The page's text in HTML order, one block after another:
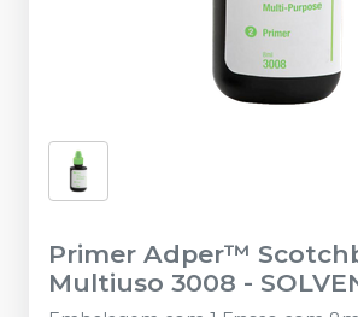
Primer Adper™
Multiuso 3008 -